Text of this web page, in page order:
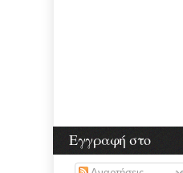
Εγγραφή στο